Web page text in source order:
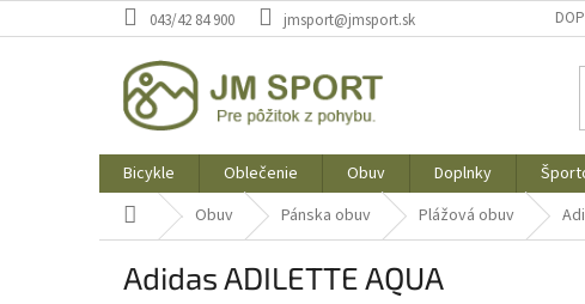
na
043/42 84 900 jmsport@jmsport.sk
Bicykle Oblečenie Obuv Doplnky
Domov Obuv Pánska obuv Plážová obuv
Adidas ADILETTE AQUA